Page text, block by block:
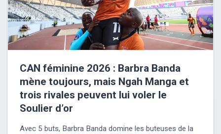
CAN féminine 2026 : Barbra Banda
mène toujours, mais Ngah Manga et
trois rivales peuvent lui voler le
Soulier d’or
Avec 5 buts, Barbra Banda domine les buteuses de la